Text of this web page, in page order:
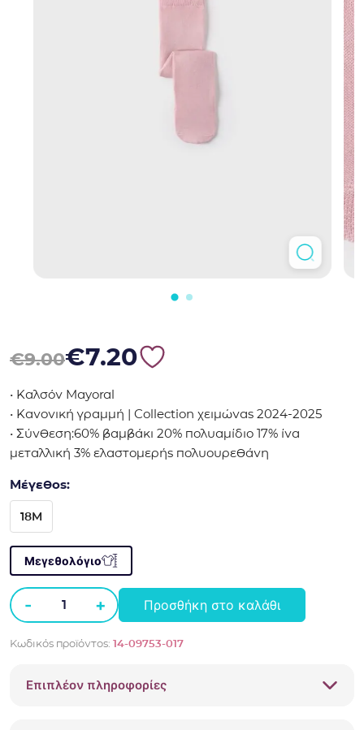
€9.00
Original price was: €9.00.
€7.20
Η τρέχουσα τιμή είναι: €7.20.
• Καλσόν Mayoral
• Κανονική γραμμή | Collection χειμώνας 2024-2025
• Σύνθεση:60% βαμβάκι 20% πολυαμίδιο 17% ίνα
μεταλλική 3% ελαστομερής πολυουρεθάνη
Μέγεθος:
18M
Μεγεθολόγιο
-
Καλσόν
9753
ποσότητα
+ Προσθήκη στο καλάθι
Κωδικός προϊόντος: 14-09753-017
Επιπλέον πληροφορίες